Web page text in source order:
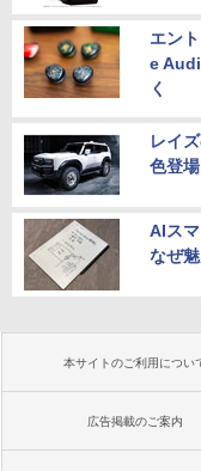
エン
e
く
レイ
色登
AIス
なぜ
本サイトのご利用につい
広告掲載のご案内